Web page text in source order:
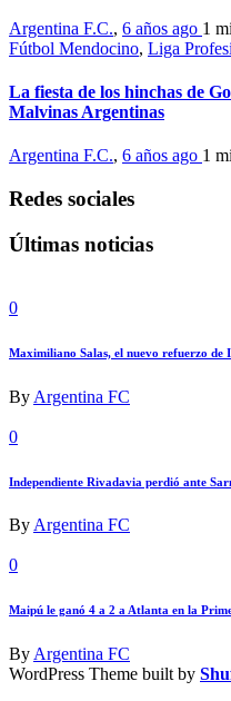
Argentina F.C., 6 años ago 1
Fútbol Mendocino, Liga
La fiesta de los hinchas de
Malvinas Argentinas
Argentina F.C., 6 años ago 1
Redes sociales
Últimas noticias
0
Maximiliano Salas, el nuevo refuerzo de
By Argentina FC
0
Independiente Rivadavia perdió ante
ByArgentina FC
0
Maipú le ganó 4 a 2 a Atlanta en la
ByArgentina FC
WordPress Theme built by